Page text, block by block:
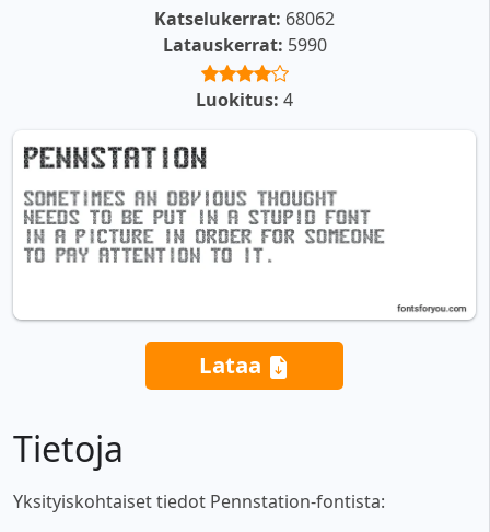
Katselukerrat: 68062
Latauskerrat: 5990
Luokitus: 4
Lataa
Tietoja
Yksityiskohtaiset tiedot Pennstation-fontista: